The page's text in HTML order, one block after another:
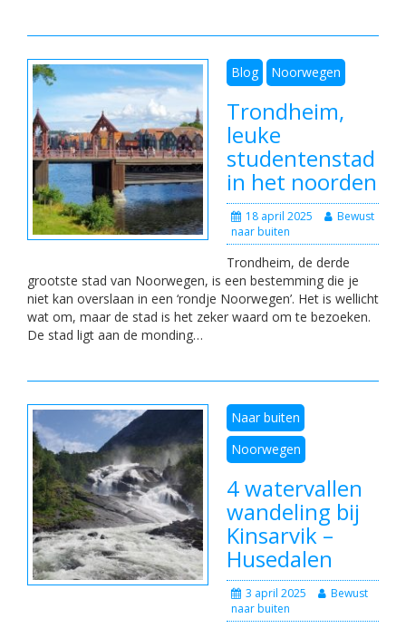
Blog Noorwegen
Trondheim,
leuke
studentenstad
in het noorden
18 april 2025
Bewust
naar buiten
Trondheim, de derde
grootste stad van Noorwegen, is een bestemming die je
niet kan overslaan in een ‘rondje Noorwegen’. Het is wellicht
wat om, maar de stad is het zeker waard om te bezoeken.
De stad ligt aan de monding…
Naar buiten
Noorwegen
4 watervallen
wandeling bij
Kinsarvik –
Husedalen
3 april 2025
Bewust
naar buiten